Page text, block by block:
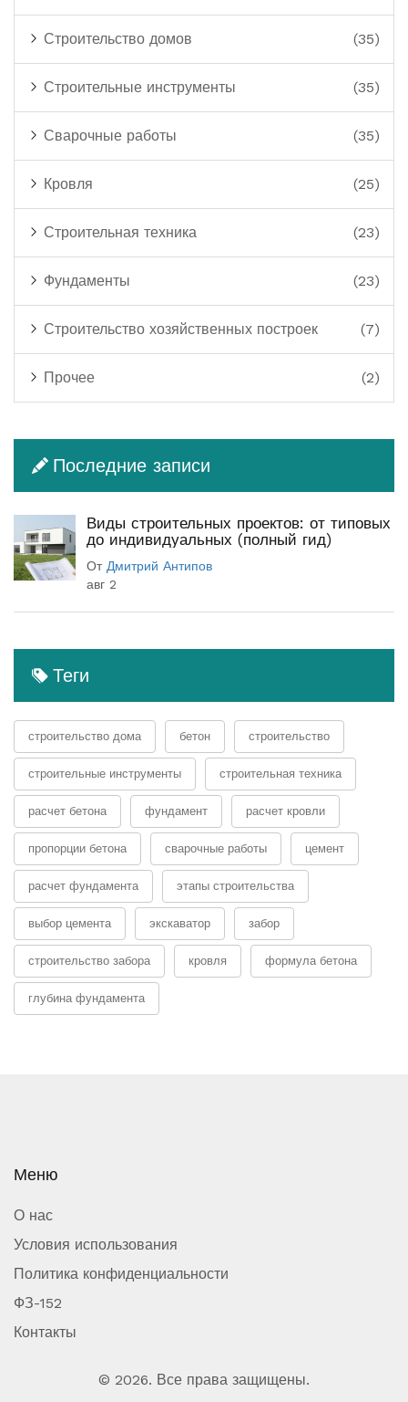
Строительство домов (35)
Строительные инструменты (35)
Сварочные работы (35)
Кровля (25)
Строительная техника (23)
Фундаменты (23)
Строительство хозяйственных построек (7)
Прочее (2)
Последние записи
Виды строительных проектов: от типовых
до индивидуальных (полный гид)
От Дмитрий Антипов
авг 2
Теги
строительство дома бетон строительство
строительные инструменты строительная техника
расчет бетона фундамент расчет кровли
пропорции бетона сварочные работы цемент
расчет фундамента этапы строительства
выбор цемента экскаватор забор
строительство забора кровля формула бетона
глубина фундамента
Меню
О нас
Условия использования
Политика конфиденциальности
ФЗ-152
Контакты
© 2026. Все права защищены.